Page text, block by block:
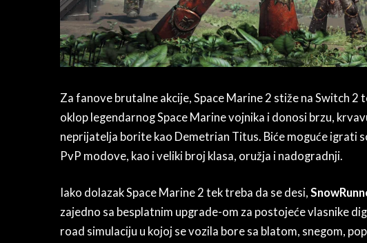
Za fanove brutalne akcije, Space Marine 2 stiže na Switch
oklop legendarnog Space Marine vojnika i donosi brzu,
neprijatelja borite kao Demetrian Titus. Biće moguće igrati
PvP modove, kao i veliki broj klasa, oružja i nadogradnji.
Iako dolazak Space Marine 2 tek treba da se desi,
zajedno sa besplatnim upgrade-om za postojeće vlasnike
road simulaciju u kojoj se vozila bore sa blatom, snegom,